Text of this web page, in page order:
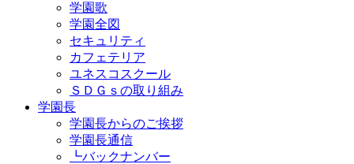
学園歌
学園全図
セキュリティ
カフェテリア
ユネスコスクール
ＳＤＧｓの取り組み
学園長
学園長からのご挨拶
学園長通信
┗バックナンバー